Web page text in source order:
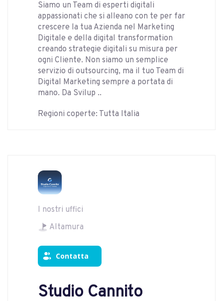
Siamo un Team di esperti digitali
appassionati che si alleano con te per far
crescere la tua Azienda nel Marketing
Digitale e della digital transformation
creando strategie digitali su misura per
ogni Cliente. Non siamo un semplice
servizio di outsourcing, ma il tuo Team di
Digital Marketing sempre a portata di
mano. Da Svilup ..
Regioni coperte: Tutta Italia
I nostri uffici
Altamura
Contatta
Studio Cannito